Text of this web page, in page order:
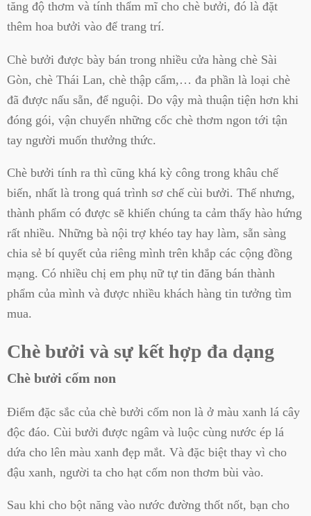
tăng độ thơm và tính thẩm mĩ cho chè bưởi, đó là đặt
thêm hoa bưởi vào để trang trí.
Chè bưởi được bày bán trong nhiều cửa hàng chè Sài
Gòn, chè Thái Lan, chè thập cẩm,… đa phần là loại chè
đã được nấu sẵn, để nguội. Do vậy mà thuận tiện hơn khi
đóng gói, vận chuyển những cốc chè thơm ngon tới tận
tay người muốn thưởng thức.
Chè bưởi tính ra thì cũng khá kỳ công trong khâu chế
biến, nhất là trong quá trình sơ chế cùi bưởi. Thế nhưng,
thành phẩm có được sẽ khiến chúng ta cảm thấy hào hứng
rất nhiều. Những bà nội trợ khéo tay hay làm, sẵn sàng
chia sẻ bí quyết của riêng mình trên khắp các cộng đồng
mạng. Có nhiều chị em phụ nữ tự tin đăng bán thành
phẩm của mình và được nhiều khách hàng tin tưởng tìm
mua.
Chè bưởi và sự kết hợp đa dạng
Chè bưởi cốm non
Điểm đặc sắc của chè bưởi cốm non là ở màu xanh lá cây
độc đáo. Cùi bưởi được ngâm và luộc cùng nước ép lá
dứa cho lên màu xanh đẹp mắt. Và đặc biệt thay vì cho
đậu xanh, người ta cho hạt cốm non thơm bùi vào.
Sau khi cho bột năng vào nước đường thốt nốt, bạn cho